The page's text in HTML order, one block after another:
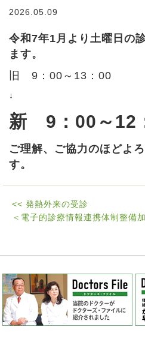
2026.05.09
令和7年1月より土曜日の
ます。
旧 9：00～13：00
↓
新 9：00～12
ご理解、ご協力のほどよ
す。
<< 発熱外来の受診
＜電子的診療情報連携体制整備